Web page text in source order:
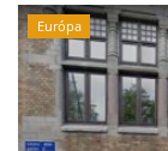
Európa